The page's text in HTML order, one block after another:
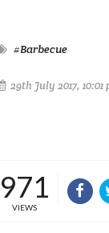
#Barbecue
29th July 2017, 10:01
971
VIEWS